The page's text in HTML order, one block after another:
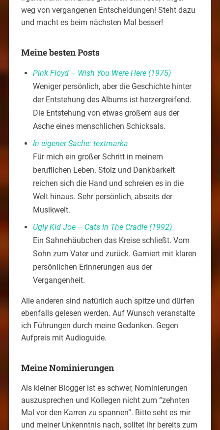
weg von vergangenen Entscheidungen! Steht dazu
und macht es beim nächsten Mal besser!
Meine besten Posts
Pink Floyd – Wish You Were Here (1975)
Weniger persönlich, aber die Geschichte hinter
der Entstehung des Albums ist herzergreifend.
Die Entstehung von etwas großem aus der
Asche eines menschlichen Schicksals.
In eigener Sache: textmarka
Für mich ein großer Schritt in meinem
beruflichen Leben. Stolz und Dankbarkeit
reichen sich die Hand und schreien es in die
Welt hinaus. Sehr persönlich, abseits der
Musikwelt.
Ugly Kid Joe – Cats In The Cradle (1992)
Ein Sahnehäubchen das Kreise schließt. Vom
Sohn zum Vater und zurück. Garniert mit klaren
persönlichen Erinnerungen aus der
Vergangenheit.
Alle anderen sind natürlich auch spitze und dürfen
ebenfalls gelesen werden. Auf Wunsch veranstalte
ich Führungen durch meine Gedanken. Gegen
Aufpreis mit Audioguide.
Meine Nominierungen
Als kleiner Blogger ist es schwer, Nominierungen
auszusprechen und Kollegen nicht zum “zehnten
Mal vor den Karren zu spannen”. Bitte seht es mir
und meiner Unkenntnis nach, solltet ihr bereits zum